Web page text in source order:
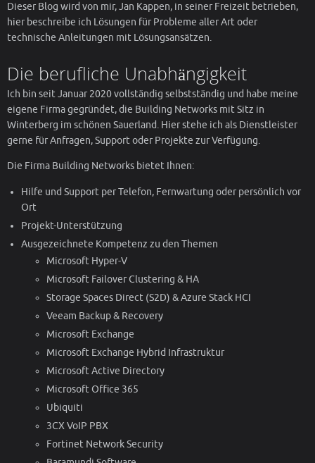
Dieser Blog wird von mir, Jan Kappen, in seiner Freizeit betrieben,
hier beschreibe ich Lösungen für Probleme aller Art oder
technische Anleitungen mit Lösungsansätzen.
Die berufliche Unabhängigkeit
Ich bin seit Januar 2020 vollständig selbstständig und habe meine
eigene Firma gegründet, die Building Networks mit Sitz in
Winterberg im schönen Sauerland. Hier stehe ich als Dienstleister
gerne für Anfragen, Support oder Projekte zur Verfügung.
Die Firma Building Networks bietet Ihnen:
Hilfe und Support per Telefon, Fernwartung oder persönlich vor
Ort
Projekt-Unterstützung
Ausgezeichnete Kompetenz zu den Themen
Microsoft Hyper-V
Microsoft Failover Clustering & HA
Storage Spaces Direct (S2D) & Azure Stack HCI
Veeam Backup & Recovery
Microsoft Exchange
Microsoft Exchange Hybrid Infrastruktur
Microsoft Active Directory
Microsoft Office 365
Ubiquiti
3CX VoIP PBX
Fortinet Network Security